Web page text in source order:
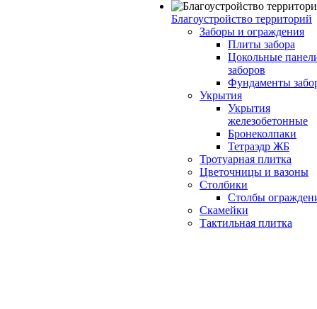
Благоустройство территорий
Заборы и ограждения
Плиты забора
Цокольные
заборов
Фундаменты
Укрытия
Укрытия
железобетонные
Бронеколпаки
Тетраэдр ЖБ
Тротуарная плитка
Цветочницы и вазоны
Столбики
Столбы
Скамейки
Тактильная плитка